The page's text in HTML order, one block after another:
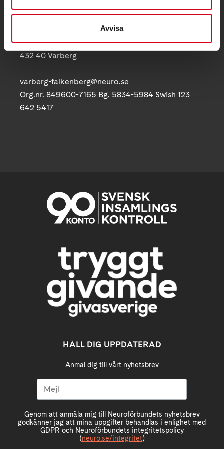
Avvisa
Brunnsbergsvägen 5
432 40 Varberg
varberg-falkenberg@neuro.se
Org.nr. 849600-7165 Bg. 5834-5984 Swish 123
642 5417
HÅLL DIG UPPDATERAD
Anmäl dig till vårt nyhetsbrev
Genom att anmäla mig till Neuroförbundets nyhetsbrev
godkänner jag att mina uppgifter behandlas i enlighet med
GDPR och Neuroförbundets integritetspolicy
(neuro.se/integritet)